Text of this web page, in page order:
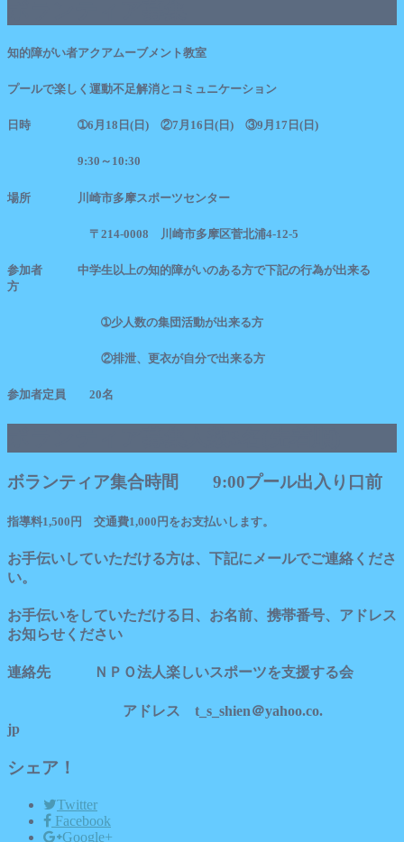
知的障がい者アクアムーブメント教室
プールで楽しく運動不足解消とコミュニケーション
日時 ➀6 月 18 日 ( 日 ) ②7 月 16 日 ( 日 ) ③9 月 17 日 ( 日 )
9:30 ～10:30
場所 川崎市多摩スポーツセンター
〒214-0008 川崎市多摩区菅北浦4-12-5
参加者 中学生以上の知的障がいのある方で下記の行為が出来る
方
➀少人数の集団活動が出来る方
②排泄、更衣が自分で出来る方
参加者定員 20名
ボランティア集合時間 9:00プール出入り口前
指導料1,500円 交通費1,000円をお支払いします。
お手伝いしていただける方は、下記にメールでご連絡くださ
い。
お手伝いをしていただける日、お名前、携帯番号、アドレス
お知らせください
連絡先 ＮＰＯ法人楽しいスポーツを支援する会
アドレス t_s_shien＠yahoo.co.
jp
シェア！
Twitter
Facebook
Google+